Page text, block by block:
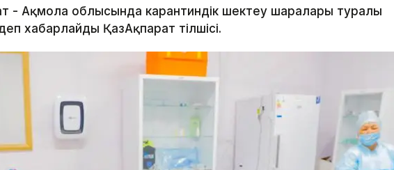
- Ақмола облысында карантиндік шектеу шаралары туралы
хабарлайды ҚазАқпарат тілшісі.